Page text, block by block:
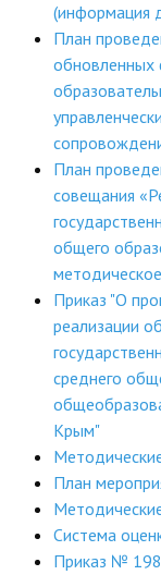
Советуем
Готовимся к
ДПО
Повышение
КОНТАКТЫ
(информация
План
обновленных
План
совещания
общего
Приказ "О
реализации
среднего
Крым"
План
Система
Приказ №